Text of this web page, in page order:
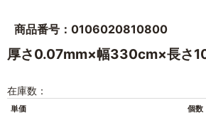
商品番号：0106020810800
厚さ0.07mm×幅330cm×長さ
在庫数：
単価 個数